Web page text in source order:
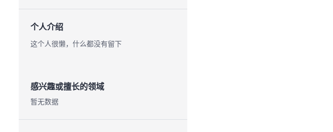
个人介绍
这个人很懒，什么都没有留下
感兴趣或擅长的领域
暂无数据